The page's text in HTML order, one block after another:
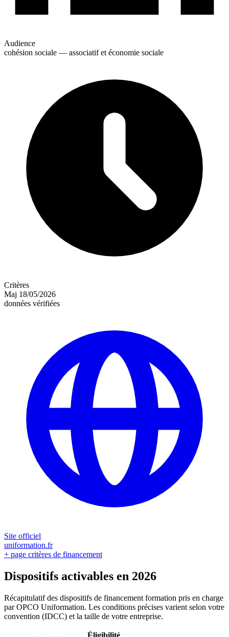
Audience
cohésion sociale — associatif et économie sociale
Critères
Maj 18/05/2026
données vérifiées
Site officiel
uniformation.fr
+ page critères de financement
Dispositifs activables en 2026
Récapitulatif des dispositifs de financement formation pris en charge
par OPCO Uniformation. Les conditions précises varient selon votre
convention (IDCC) et la taille de votre entreprise.